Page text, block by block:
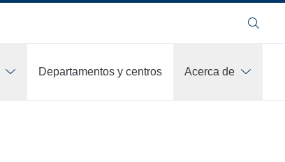
Buscar
Departamentos y centros
Acerca de